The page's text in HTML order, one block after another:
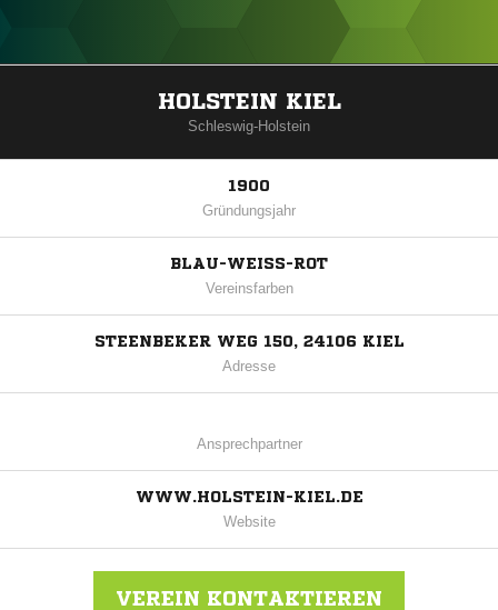
HOLSTEIN KIEL
Schleswig-Holstein
1900
Gründungsjahr
BLAU-WEISS-ROT
Vereinsfarben
STEENBEKER WEG 150, 24106 KIEL
Adresse
Ansprechpartner
WWW.HOLSTEIN-KIEL.DE
Website
VEREIN KONTAKTIEREN